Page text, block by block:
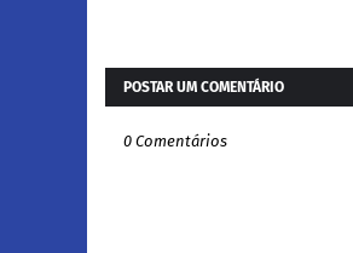
POSTAR UM COMENTÁRIO
0 Comentários